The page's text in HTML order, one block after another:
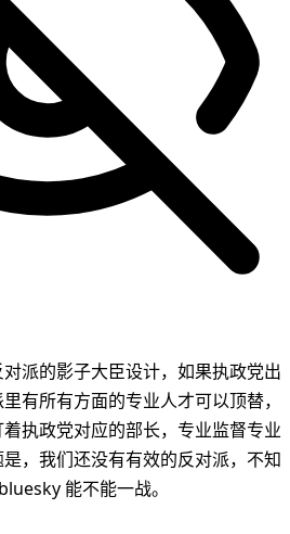
派的影子大臣设计，如果执政党出
有所有方面的专业人才可以顶替，
执政党对应的部长，专业监督专业
，我们还没有有效的反对派，不知
能不能一战。